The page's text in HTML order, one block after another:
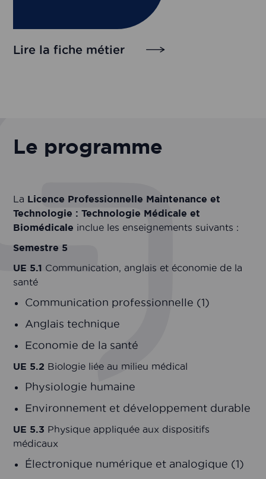
Lire la fiche métier
Le programme
La Licence Professionnelle Maintenance et
Technologie : Technologie Médicale et
Biomédicale inclue les enseignements suivants :
Semestre 5
UE 5.1 Communication, anglais et économie de la
santé
Communication professionnelle (1)
Anglais technique
Economie de la santé
UE 5.2 Biologie liée au milieu médical
Physiologie humaine
Environnement et développement durable
UE 5.3 Physique appliquée aux dispositifs
médicaux
Électronique numérique et analogique (1)